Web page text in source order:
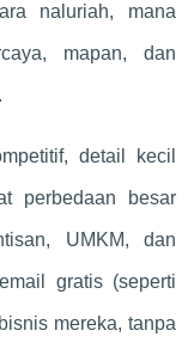
naluriah, mana
mapan, dan
detail kecil
perbedaan besar
UMKM, dan
gratis (seperti
mereka, tanpa